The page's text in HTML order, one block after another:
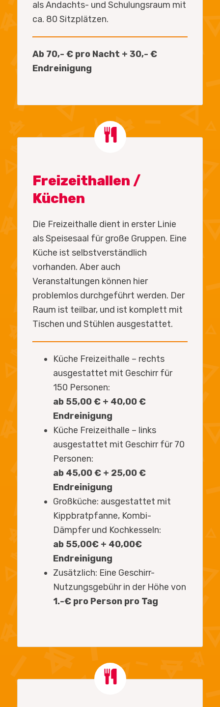
als Andachts- und Schulungsraum mit
ca. 80 Sitzplätzen.
Ab 70,- € pro Nacht + 30,- €
Endreinigung
Freizeithallen /
Küchen
Die Freizeithalle dient in erster Linie
als Speisesaal für große Gruppen. Eine
Küche ist selbstverständlich
vorhanden. Aber auch
Veranstaltungen können hier
problemlos durchgeführt werden. Der
Raum ist teilbar, und ist komplett mit
Tischen und Stühlen ausgestattet.
Küche Freizeithalle – rechts
ausgestattet mit Geschirr für
150 Personen:
ab 55,00 € + 40,00 €
Endreinigung
Küche Freizeithalle – links
ausgestattet mit Geschirr für 70
Personen:
ab 45,00 € + 25,00 €
Endreinigung
Großküche: ausgestattet mit
Kippbratpfanne, Kombi-
Dämpfer und Kochkesseln:
ab 55,00€ + 40,00€
Endreinigung
Zusätzlich: Eine Geschirr-
Nutzungsgebühr in der Höhe von
1.-€ pro Person pro Tag